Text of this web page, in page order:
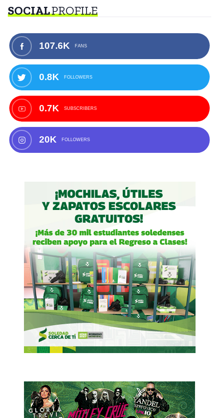
SOCIALPROFILE
107.6K FANS
0.8K FOLLOWERS
0.7K SUBSCRIBERS
20K FOLLOWERS